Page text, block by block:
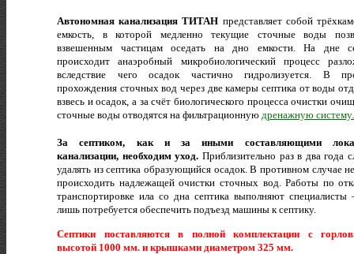
Автономная канализация ТИТАН представляет собой
емкость, в которой медленно текущие сточные воды
взвешенным частицам оседать на дно емкости. На дне
происходит анаэробный микробиологический процесс
вследствие чего осадок частично гидролизуется. В
прохождения сточных вод через две камеры септика от воды
взвесь и осадок, а за счёт биологического процесса очистки
сточные воды отводятся на фильтрационную дренажную систему.
За септиком, как и за иными составляющими
канализации, необходим уход. Приблизительно раз в два года
удалять из септика образующийся осадок. В противном случае
происходить надлежащей очистки сточных вод. Работы по
транспортировке ила со дна септика выполняют
лишь потребуется обеспечить подъезд машины к септику.
Септики поставляются в полной комплектации с
высотой 1000 мм. и крышками диаметром 325 мм.